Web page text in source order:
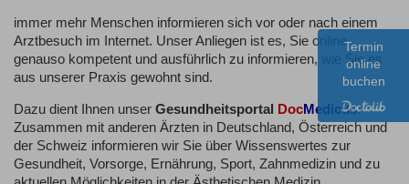
immer mehr Menschen informieren sich vor oder nach einem
Arztbesuch im Internet. Unser Anliegen ist es, Sie online
genauso kompetent und ausführlich zu informieren, wie Sie es
aus unserer Praxis gewohnt sind.
Dazu dient Ihnen unser Gesundheitsportal DocMedicus.
Zusammen mit anderen Ärzten in Deutschland, Österreich und
der Schweiz informieren wir Sie über Wissenswertes zur
Gesundheit, Vorsorge, Ernährung, Sport, Zahnmedizin und zu
Termin
online
buchen